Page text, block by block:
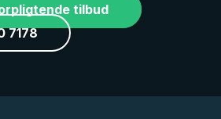
tilbud
7178